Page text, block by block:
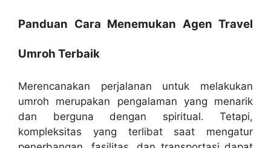
Panduan Cara Menemukan Agen Travel
Umroh Terbaik
Merencanakan perjalanan untuk melakukan
umroh merupakan pengalaman yang menarik
dan berguna dengan spiritual. Tetapi,
kompleksitas yang terlibat saat mengatur